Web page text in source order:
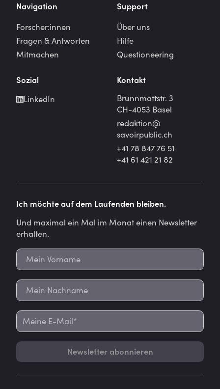
Navigation
Forscher:innen
Fragen & Antworten
Mitmachen
Support
Über uns
Hilfe
Questioneering
Sozial
LinkedIn
Kontakt
Brunnmattstr. 3
CH-4053 Basel
redaktion@
savoirpublic.ch
+41 78 847 76 51
+41 61 421 21 82
Ich möchte auf dem Laufenden bleiben.
Und maximal ein Mal im Monat einen Newsletter
erhalten.
Newsletter abonnieren